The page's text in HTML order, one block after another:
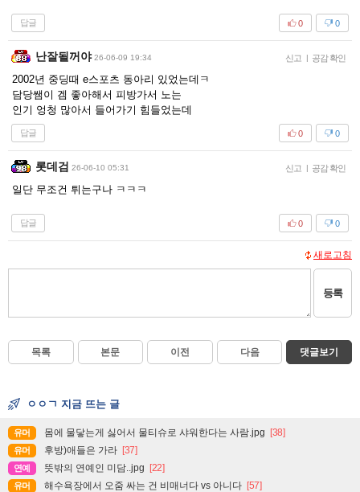
답글 0
0
난잘될꺼야 26-06-09 19:34 신고 | 공감 확인
2002년 중딩때 e스포츠 동아리 있었는데ㅋ
담당쌤이 겜 좋아해서 피방가서 노는
인기 엉청 많아서 들어가기 힘들었는데
답글 0
0
롯데검 26-06-10 05:31 신고 | 공감 확인
일단 무조건 튀는구나 ㅋㅋㅋ
답글 0
0
새로고침
등록
목록 본문 이전 다음 댓글보기
ㅇㅇㄱ 지금 뜨는 글
유머 몸에 물닿는게 싫어서 물티슈로 샤워한다는 사람.jpg [38]
유머 후방)애들은 가라 [37]
연예 뜻밖의 연예인 미담..jpg [22]
유머 해수욕장에서 오줌 싸는 건 비매너다 vs 아니다 [57]